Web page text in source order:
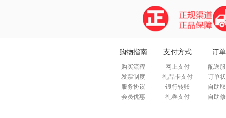
购物指南
购买流程
发票制度
服务协议
会员优惠
支付方式
网上支付
礼品卡支付
银行转账
礼券支付
订
配送
订单
自助
自助